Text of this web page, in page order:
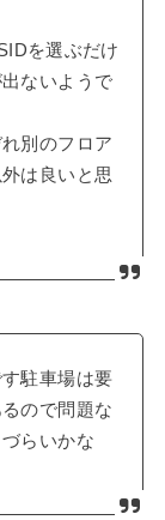
を選ぶだけ
ないようで
別のフロア
は良いと思
駐車場は要
ので問題な
らいかな